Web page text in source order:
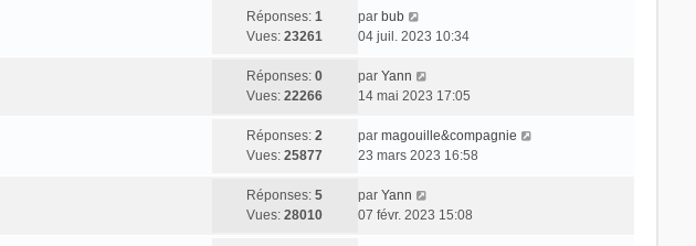
Réponses:1
Vues:23261
par bub
04 juil. 2023 10:34
Réponses:0
Vues:22266
par Yann
14 mai 2023 17:05
Réponses:2
Vues:25877
par magouille&compagnie
23 mars 2023 16:58
Réponses:5
Vues:28010
par Yann
07 févr. 2023 15:08